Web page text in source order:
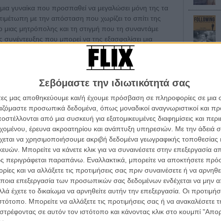
Σεβόμαστε την ιδιωτικότητά σας
μας αποθηκεύουμε και/ή έχουμε πρόσβαση σε πληροφορίες σε
προσωπικά δεδομένα, όπως μοναδικοί αναγνωριστικοί και
από μια συσκευή για εξατομικευμένες διαφημίσεις και
έρευνα ακροατηρίου και ανάπτυξη υπηρεσιών. Με την άδειά
να χρησιμοποιήσουμε ακριβή δεδομένα γεωγραφικής τοποθεσίας
Μπορείτε να κάνετε κλικ για να συναινέσετε στην επεξεργασία
περιγράφεται παραπάνω. Εναλλακτικά, μπορείτε να αποκτήσετε
και να αλλάξετε τις προτιμήσεις σας πριν συναινέσετε ή να
επεξεργασία των προσωπικών σας δεδομένων ενδέχεται να μην
έχετε το δικαίωμα να αρνηθείτε αυτήν την επεξεργασία. Οι
Μπορείτε να αλλάξετε τις προτιμήσεις σας ή να ανακαλέσετε
σε αυτόν τον ιστότοπο και κάνοντας κλικ στο κουμπί
μια γυναίκα που προσπαθεί να μεγαλώσει μόνη της τα
με την απόσταση που χωρίζει το σπίτι της
μιας μητρόπολης και τη στιγμή που τη συναντάμε
που μπορεί να της εξασφαλίσει μια
η Ζουλί θα κανονίσει να την καλύψει μια συνάδελφος
θα παραλύσει από μια γενική απεργία στα Μέσα
να πάει στραβά, θα πάει.
είναι μια σκηνή που ξεκινάει με τους τίτλους
είναι ενδεικτική του ρυθμού με τον οποίο
να νικήσει το χρόνο και το χώρο προκειμένου
τρεις ρόλους που της έχουν ανατεθεί να υποδυθεί:
της γυναίκας που κάποια στιγμή θέλει να κάνει
μέσα στο ακιινητοποιημένο, χαοτικό - σχεδόν
της ζωής της, η Ζουλί παίρνει φόρα, αποφασισμένη
Λένε συχνά πως «όταν δεν έχεις να χάσεις τίποτα,
είναι πως όταν «έχεις να χάσεις τα πάντα,
έτσι, με το πείσμα του ανθρώπου που δεν θα αφήσει
αλλά και την πίστη ότι η ίδια και τα παιδιά της
τα βλέπεις όλα σινεμά...
εβδομάδα
τρόπο του flix
του flix, στο inbox σου
ειδήσεις | νέες ταινίες | πρόγραμμα αιθουσών για όλη την Ελλάδα |
| συνεντεύξεις | απόψεις | αφιερώματα | διαγωνισμοί